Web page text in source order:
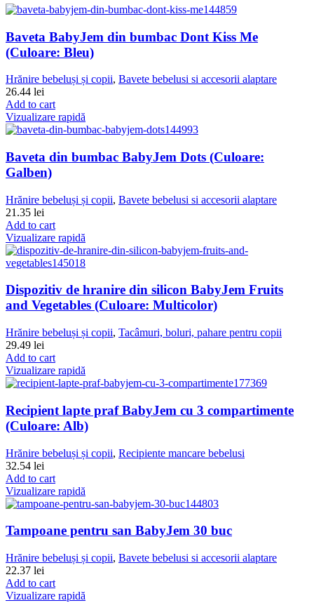
Baveta BabyJem din bumbac Dont Kiss Me
(Culoare: Bleu)
Hrănire bebeluși și copii, Bavete bebelusi si accesorii alaptare
26.44 lei
Add to cart
Vizualizare rapidă
Baveta din bumbac BabyJem Dots (Culoare:
Galben)
Hrănire bebeluși și copii, Bavete bebelusi si accesorii alaptare
21.35 lei
Add to cart
Vizualizare rapidă
Dispozitiv de hranire din silicon BabyJem Fruits
and Vegetables (Culoare: Multicolor)
Hrănire bebeluși și copii, Tacâmuri, boluri, pahare pentru copii
29.49 lei
Add to cart
Vizualizare rapidă
Recipient lapte praf BabyJem cu 3 compartimente
(Culoare: Alb)
Hrănire bebeluși și copii, Recipiente mancare bebelusi
32.54 lei
Add to cart
Vizualizare rapidă
Tampoane pentru san BabyJem 30 buc
Hrănire bebeluși și copii, Bavete bebelusi si accesorii alaptare
22.37 lei
Add to cart
Vizualizare rapidă